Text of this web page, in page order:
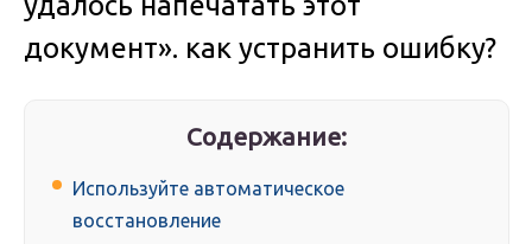
документ». как устранить ошибку?
Содержание:
Используйте автоматическое
восстановление